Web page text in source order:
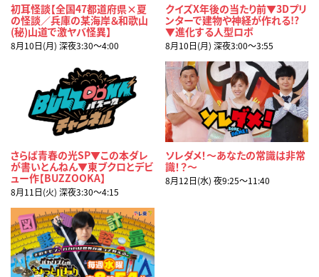
初耳怪談【全国47都道府県×夏
の怪談／兵庫の某海岸＆和歌山
(秘)山道で激ヤバ怪異】
8月10日(月) 深夜3:30〜4:00
クイズX年後の当たり前▼3Dプリ
ンターで建物や神経が作れる!?
▼進化する人型ロボ
8月10日(月) 深夜3:00〜3:55
さらば青春の光SP▼この本ダレ
が書いとんねん▼東ブクロとデビ
ュー作【BUZZOOKA】
8月11日(火) 深夜3:30〜4:15
ソレダメ！～あなたの常識は非常
識！？～
8月12日(水) 夜9:25〜11:40